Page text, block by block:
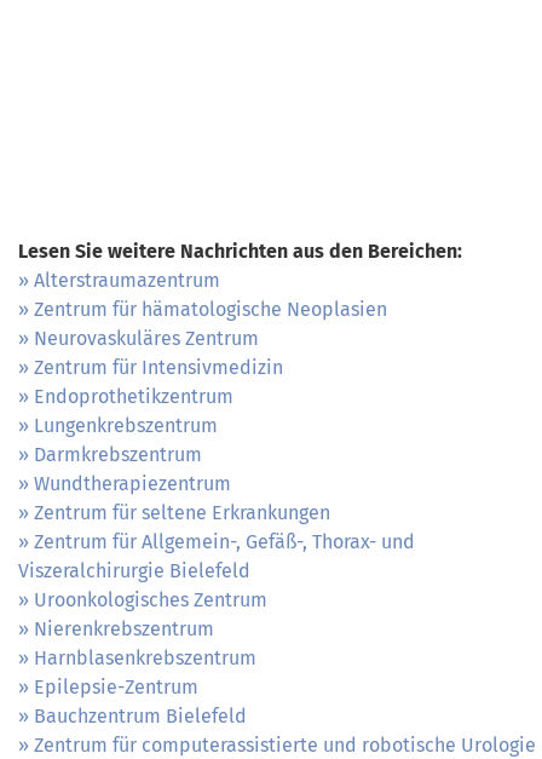
Lesen Sie weitere Nachrichten aus den Bereichen:
Alterstraumazentrum
Zentrum für hämatologische Neoplasien
Neurovaskuläres Zentrum
Zentrum für Intensivmedizin
Endoprothetikzentrum
Lungenkrebszentrum
Darmkrebszentrum
Wundtherapiezentrum
Zentrum für seltene Erkrankungen
Zentrum für Allgemein-, Gefäß-, Thorax- und
Viszeralchirurgie Bielefeld
Uroonkologisches Zentrum
Nierenkrebszentrum
Harnblasenkrebszentrum
Epilepsie-Zentrum
Bauchzentrum Bielefeld
Zentrum für computerassistierte und robotische Urologie